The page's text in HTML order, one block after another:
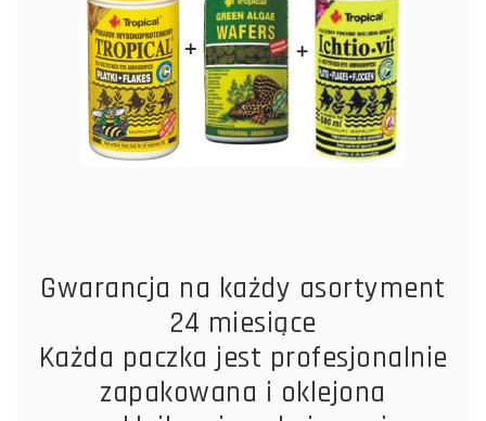
Gwarancja na każdy asortyment
24 miesiące
Każda paczka jest profesjonalnie
zapakowana i oklejona